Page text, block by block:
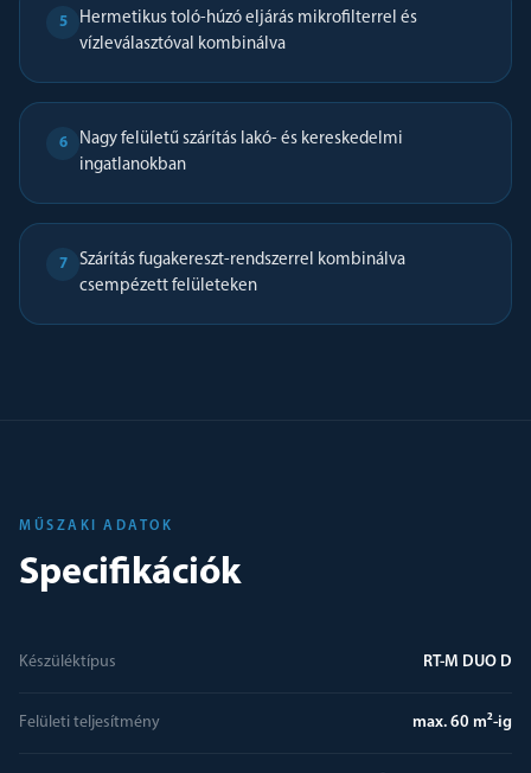
5
Hermetikus toló-húzó eljárás mikrofilterrel és
vízleválasztóval kombinálva
6
Nagy felületű szárítás lakó- és kereskedelmi
ingatlanokban
7
Szárítás fugakereszt-rendszerrel kombinálva
csempézett felületeken
MŰSZAKI ADATOK
Specifikációk
Készüléktípus RT-M DUO D
Felületi teljesítmény max. 60 m²-ig